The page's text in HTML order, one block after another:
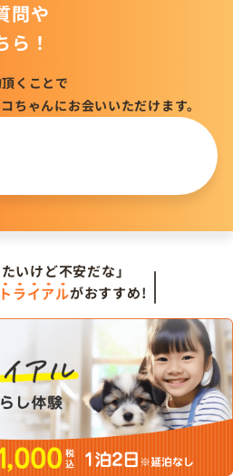
問や
ら！
くことで
ちゃんにお会いいただけます。
いけど不安だな」
トライアルがおすすめ!